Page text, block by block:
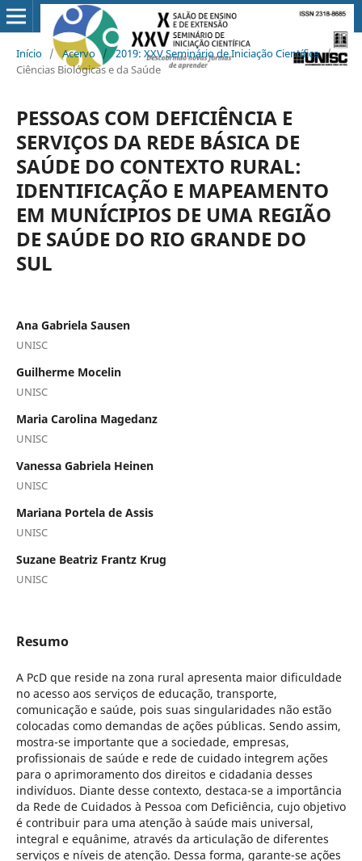
Início / Acervo / 2019: XXV Seminário de Iniciação Científica /
Ciências Biológicas e da Saúde
PESSOAS COM DEFICIÊNCIA E
SERVIÇOS DA REDE BÁSICA DE
SAÚDE DO CONTEXTO RURAL:
IDENTIFICAÇÃO E MAPEAMENTO
EM MUNÍCIPIOS DE UMA REGIÃO
DE SAÚDE DO RIO GRANDE DO
SUL
Ana Gabriela Sausen
UNISC
Guilherme Mocelin
UNISC
Maria Carolina Magedanz
UNISC
Vanessa Gabriela Heinen
UNISC
Mariana Portela de Assis
UNISC
Suzane Beatriz Frantz Krug
UNISC
Resumo
A PcD que reside na zona rural apresenta maior dificuldade
no acesso aos serviços de educação, transporte,
comunicação e saúde, pois suas singularidades não estão
colocadas como demandas de ações públicas. Sendo assim,
mostra-se importante que a sociedade, empresas,
profissionais de saúde e rede de cuidado integrem ações
para o aprimoramento dos direitos e cidadania desses
indivíduos. Diante desse contexto, destaca-se a importância
da Rede de Cuidados à Pessoa com Deficiência, cujo objetivo
é contribuir para uma atenção à saúde mais universal,
integral e equânime, através da articulação de diferentes
serviços e níveis de atenção. Dessa forma, garante-se ações